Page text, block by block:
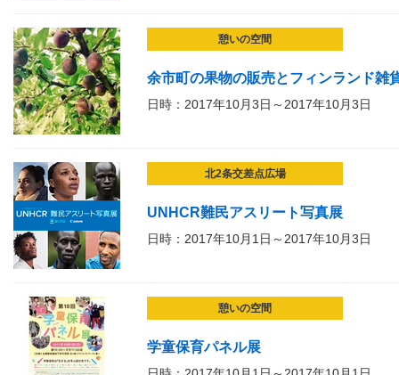
憩いの空間
余市町の果物の販売とフィンランド雑
日時：2017年10月3日～2017年10月3日
北2条交差点広場
UNHCR難民アスリート写真展
日時：2017年10月1日～2017年10月3日
憩いの空間
学童保育パネル展